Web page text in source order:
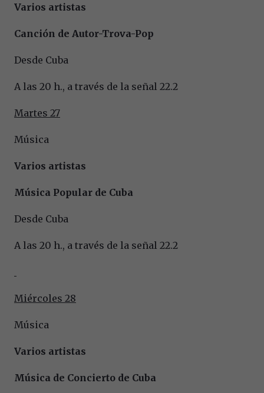
Varios artistas
Canción de Autor-Trova-Pop
Desde Cuba
A las 20 h., a través de la señal 22.2
Martes 27
Música
Varios artistas
Música Popular de Cuba
Desde Cuba
A las 20 h., a través de la señal 22.2
Miércoles 28
Música
Varios artistas
Música de Concierto de Cuba